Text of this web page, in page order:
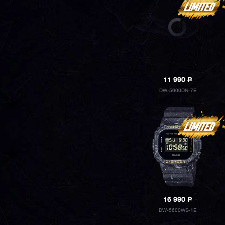
11 990P
DW-5600DN-7E
16 990P
DW-5600WS-1E